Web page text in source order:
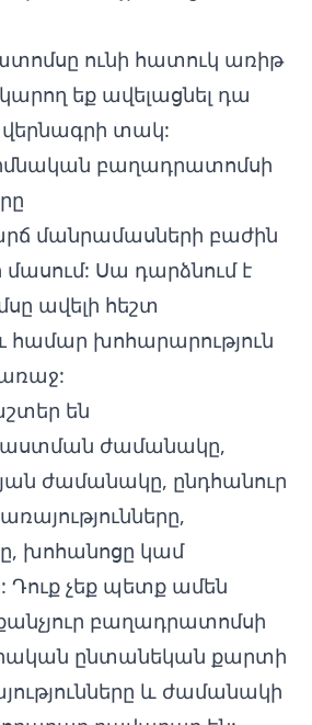
ունի հատուկ առիթ
եք ավելացնել դա
վերնագրի տակ:
բաղադրատոմսի
մանրամասների բաժին
Սա դարձնում է
ավելի հեշտ
համար խոհարարություն
են
ժամանակը,
ժամանակը, ընդհանուր
խոհանոցը կամ
չեք պետք ամեն
բաղադրատոմսի
ընտանեկան քարտի
և ժամանակի